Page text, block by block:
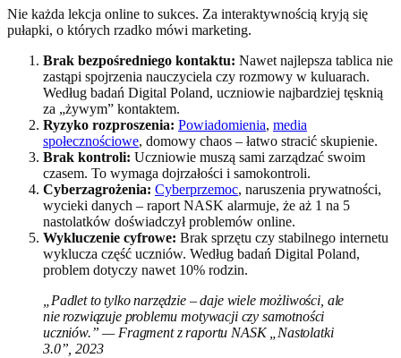
Nie każda lekcja online to sukces. Za interaktywnością kryją się
pułapki, o których rzadko mówi marketing.
Brak bezpośredniego kontaktu: Nawet najlepsza tablica nie
zastąpi spojrzenia nauczyciela czy rozmowy w kuluarach.
Według badań Digital Poland, uczniowie najbardziej tęsknią
za „żywym” kontaktem.
Ryzyko rozproszenia: Powiadomienia, media
społecznościowe, domowy chaos – łatwo stracić skupienie.
Brak kontroli: Uczniowie muszą sami zarządzać swoim
czasem. To wymaga dojrzałości i samokontroli.
Cyberzagrożenia: Cyberprzemoc, naruszenia prywatności,
wycieki danych – raport NASK alarmuje, że aż 1 na 5
nastolatków doświadczył problemów online.
Wykluczenie cyfrowe: Brak sprzętu czy stabilnego internetu
wyklucza część uczniów. Według badań Digital Poland,
problem dotyczy nawet 10% rodzin.
„Padlet to tylko narzędzie – daje wiele możliwości, ale
nie rozwiązuje problemu motywacji czy samotności
uczniów.” — Fragment z raportu NASK „Nastolatki
3.0”, 2023